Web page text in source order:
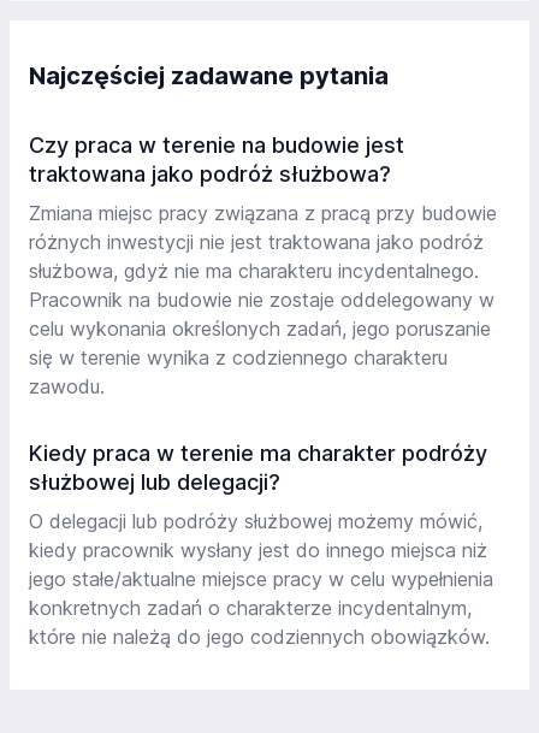
Najczęściej zadawane pytania
Czy praca w terenie na budowie jest
traktowana jako podróż służbowa?
Zmiana miejsc pracy związana z pracą przy budowie
różnych inwestycji nie jest traktowana jako podróż
służbowa, gdyż nie ma charakteru incydentalnego.
Pracownik na budowie nie zostaje oddelegowany w
celu wykonania określonych zadań, jego poruszanie
się w terenie wynika z codziennego charakteru
zawodu.
Kiedy praca w terenie ma charakter podróży
służbowej lub delegacji?
O delegacji lub podróży służbowej możemy mówić,
kiedy pracownik wysłany jest do innego miejsca niż
jego stałe/aktualne miejsce pracy w celu wypełnienia
konkretnych zadań o charakterze incydentalnym,
które nie należą do jego codziennych obowiązków.